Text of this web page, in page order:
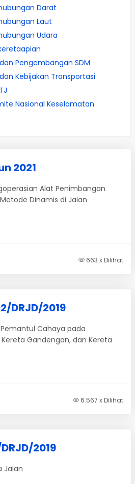
Darat
Laut
Udara
Pengembangan SDM
Kebijakan Transportasi
Nasional Keselamatan
2021
Alat Penimbangan
Dinamis di Jalan
663 x Dilihat
DRJD/2019
Cahaya pada
Gandengan, dan Kereta
6.567 x Dilihat
2019
Jalan